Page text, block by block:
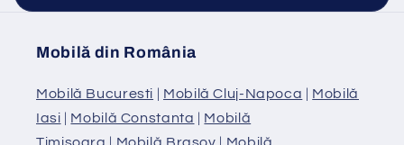
Mobilă din România
Mobilă Bucuresti | Mobilă Cluj-Napoca | Mobilă
Iasi | Mobilă Constanta | Mobilă
Timisoara | Mobilă Brasov | Mobilă